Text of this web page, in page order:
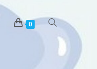
0 Toggle